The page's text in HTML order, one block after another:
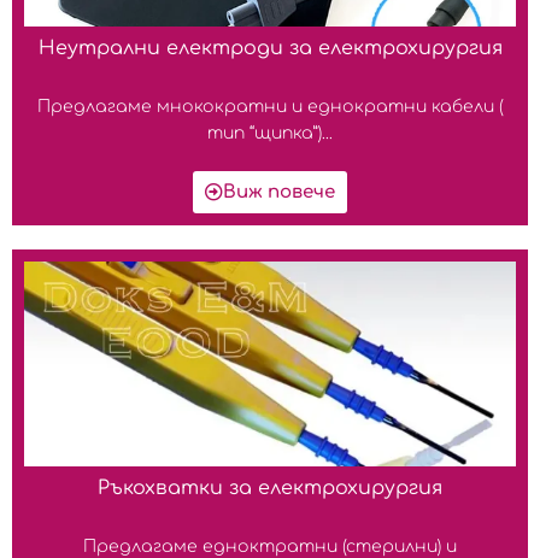
Неутрални електроди за електрохирургия
Предлагаме мнокократни и еднократни кабели (
тип “щипка”)...
Виж повече
Ръкохватки за електрохирургия
Предлагаме едноктратни (стерилни) и